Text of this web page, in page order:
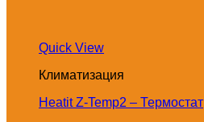
Quick View
Климатизация
Heatit Z-Temp2 – Термостат